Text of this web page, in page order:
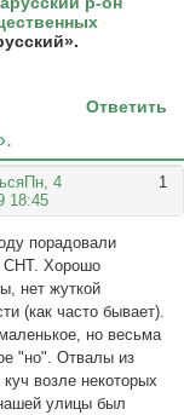
Ответить
1
Пн, 4
18:45
порадовали
СНТ. Хорошо
нет жуткой
(как часто бывает).
но весьма
"но". Отвалы из
возле некоторых
улицы был